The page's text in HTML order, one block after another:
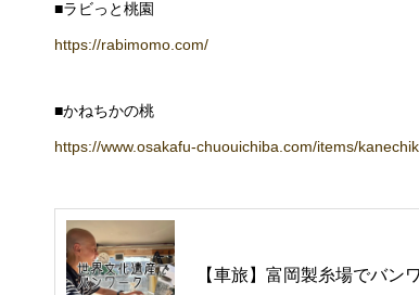
■ラビっと桃園
https://rabimomo.com/
■かねちかの桃
https://www.osakafu-chuouichiba.com/items/
【車旅】富岡製糸場でバン